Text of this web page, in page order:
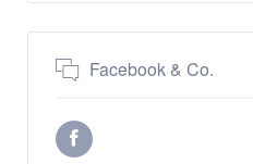
Facebook & Co.